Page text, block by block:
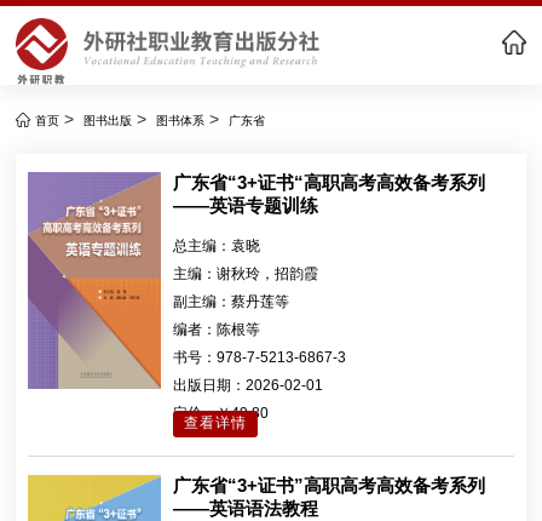
首页 > 图书出版 > 图书体系 > 广东省
广东省“3+证书“高职高考高效备考系列
——英语专题训练
总主编：袁晓
主编：谢秋玲，招韵霞
副主编：蔡丹莲等
编者： 陈根等
书号：978-7-5213-6867-3
出版日期：2026-02-01
定价：￥49.80
查看详情
广东省“3+证书”高职高考高效备考系列
——英语语法教程